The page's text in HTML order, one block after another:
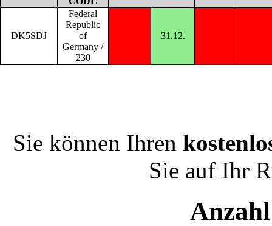
DK5SDJ
Federal
Republic
of
Germany /
230
31.12.
Sie können Ihren
Sie auf Ihr